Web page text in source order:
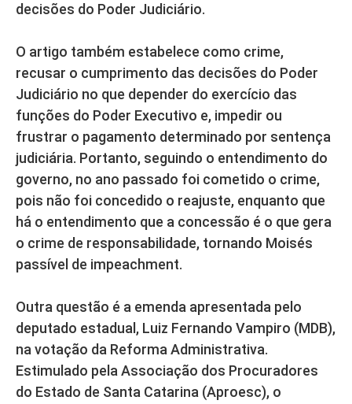
decisões do Poder Judiciário.
O artigo também estabelece como crime,
recusar o cumprimento das decisões do Poder
Judiciário no que depender do exercício das
funções do Poder Executivo e, impedir ou
frustrar o pagamento determinado por sentença
judiciária. Portanto, seguindo o entendimento do
governo, no ano passado foi cometido o crime,
pois não foi concedido o reajuste, enquanto que
há o entendimento que a concessão é o que gera
o crime de responsabilidade, tornando Moisés
passível de impeachment.
Outra questão é a emenda apresentada pelo
deputado estadual, Luiz Fernando Vampiro (MDB),
na votação da Reforma Administrativa.
Estimulado pela Associação dos Procuradores
do Estado de Santa Catarina (Aproesc), o